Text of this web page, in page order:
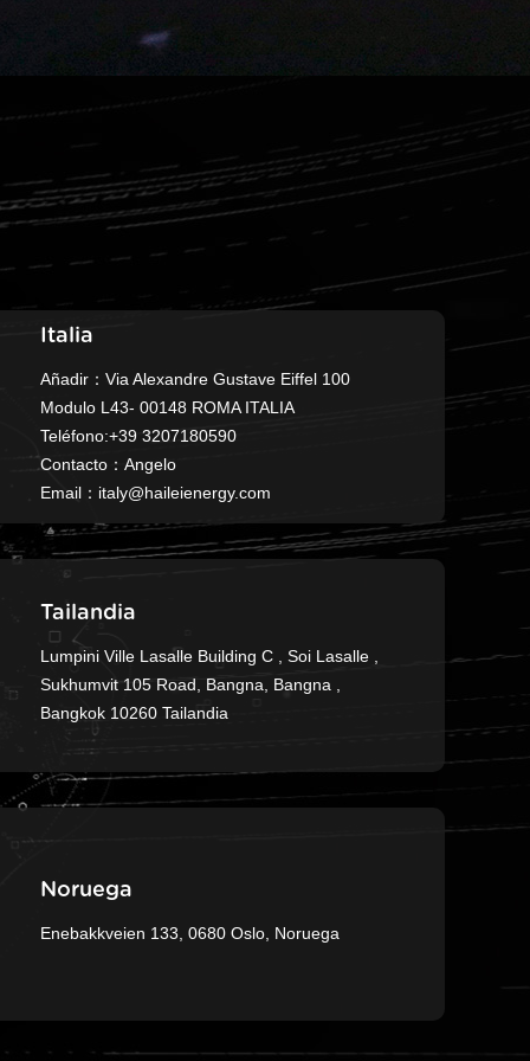
Italia
Añadir：Via Alexandre Gustave Eiffel 100
Modulo L43- 00148 ROMA ITALIA
Teléfono:+39 3207180590
Contacto：Angelo
Email： italy@haileienergy.com
Tailandia
Lumpini Ville Lasalle Building C , Soi Lasalle ,
Sukhumvit 105 Road, Bangna, Bangna ,
Bangkok 10260 Tailandia
Noruega
Enebakkveien 133, 0680 Oslo, Noruega